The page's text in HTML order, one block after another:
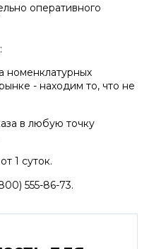
оперативного
номенклатурных
- находим то, что не
в любую точку
1 суток.
555-86-73.